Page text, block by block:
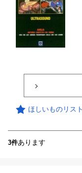
ほしいものリス
3件あります